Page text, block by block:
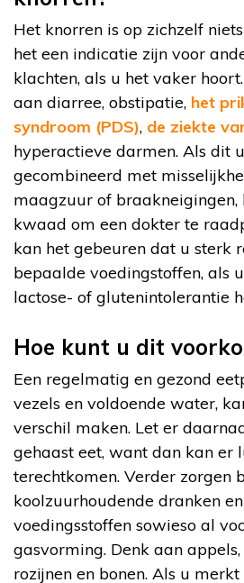
Het knorren is op zichzelf
het een indicatie zijn voor
klachten, als u het vaker
aan diarree, obstipatie, het
syndroom (PDS), de ziekte
hyperactieve darmen. Als dit
gecombineerd met
maagzuur of braakneigingen,
kwaad om een dokter te
kan het gebeuren dat u sterk
bepaalde voedingstoffen, als
lactose- of glutenintolerantie
Hoe kunt u dit
Een regelmatig en gezond
vezels en voldoende water,
verschil maken. Let er
gehaast eet, want dan kan er
terechtkomen. Verder zorgen
koolzuurhoudende dranken
voedingsstoffen sowieso al
gasvorming. Denk aan
rozijnen en bonen. Als u